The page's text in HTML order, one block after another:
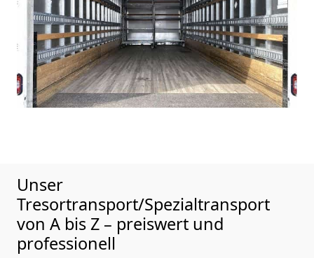
Unser
Tresortransport/Spezialtransport
von A bis Z – preiswert und
professionell